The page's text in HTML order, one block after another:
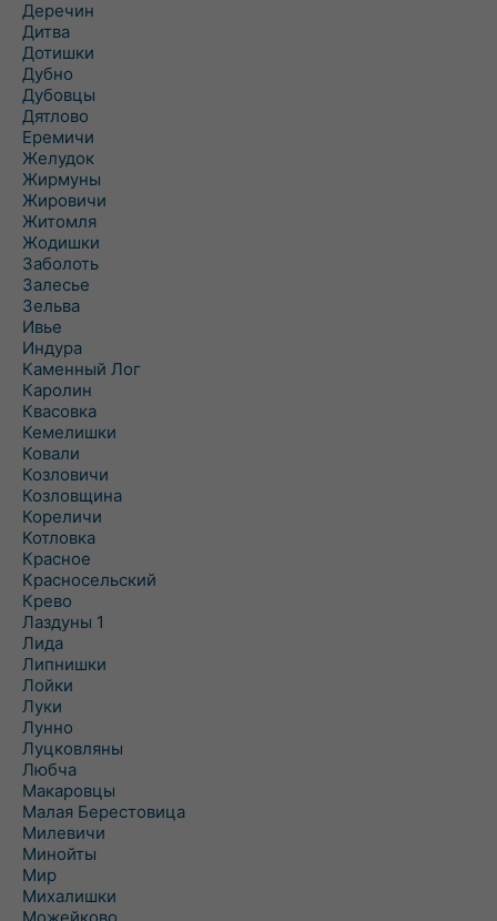
Деречин
Дитва
Дотишки
Дубно
Дубовцы
Дятлово
Еремичи
Желудок
Жирмуны
Жировичи
Житомля
Жодишки
Заболоть
Залесье
Зельва
Ивье
Индура
Каменный Лог
Каролин
Квасовка
Кемелишки
Ковали
Козловичи
Козловщина
Кореличи
Котловка
Красное
Красносельский
Крево
Лаздуны 1
Лида
Липнишки
Лойки
Луки
Лунно
Луцковляны
Любча
Макаровцы
Малая Берестовица
Милевичи
Минойты
Мир
Михалишки